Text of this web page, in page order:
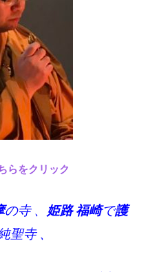
らをクリック
の寺 、 姫路 福崎で護
聖寺 、